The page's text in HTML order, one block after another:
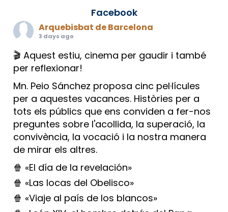
Facebook
Arquebisbat de Barcelona
3 days ago
🎬 Aquest estiu, cinema per gaudir i també
per reflexionar!
Mn. Peio Sánchez proposa cinc pel·lícules
per a aquestes vacances. Històries per a
tots els públics que ens conviden a fer-nos
preguntes sobre l'acollida, la superació, la
convivència, la vocació i la nostra manera
de mirar els altres.
🍿 «El día de la revelación»
🍿 «Las locas del Obelisco»
🍿 «Viaje al país de los blancos»